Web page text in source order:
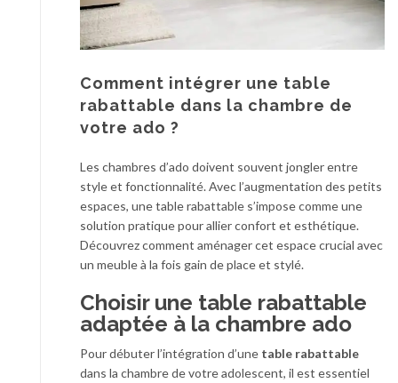
Comment intégrer une table
rabattable dans la chambre de
votre ado ?
Les chambres d’ado doivent souvent jongler entre
style et fonctionnalité. Avec l’augmentation des petits
espaces, une table rabattable s’impose comme une
solution pratique pour allier confort et esthétique.
Découvrez comment aménager cet espace crucial avec
un meuble à la fois gain de place et stylé.
Choisir une table rabattable
adaptée à la chambre ado
Pour débuter l’intégration d’une table rabattable
dans la chambre de votre adolescent, il est essentiel